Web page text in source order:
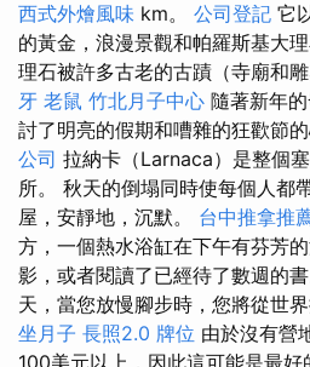
西式外燴風味 km。 公司登記 它
的黃金，浪漫景觀和帕羅斯基大
理石被許多古老的古蹟（寺廟和
牙 老鼠 竹北月子中心 隨著新年
討了明亮的假期和嘈雜的狂歡節的
公司 拉納卡（Larnaca）是整個
所。 秋天的倒塌同時使每個人都
屋，安靜地，沉默。 台中推拿推
方，一個熱水浴缸在下午有芬芳
影，或者閱讀了已經待了數週的書
天，當您放慢腳步時，您將從世
坐月子 長照2.0 牌位 由於沒有營
100美元以上，因此這可能是最好